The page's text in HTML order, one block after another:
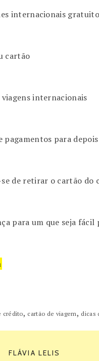
internacionais
cartão
viagens internacionais
pagamentos para
se de retirar o cartão do
para um que seja fácil
crédito, cartão de viagem, dicas
FLÁVIA LELIS